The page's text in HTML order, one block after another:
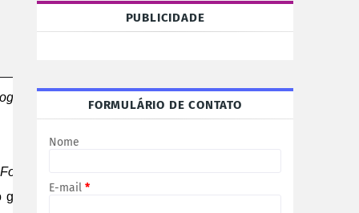
na distribuição de
Brasil
para os
PUBLICIDADE
FORMULÁRIO DE CONTATO
Nome
E-mail *